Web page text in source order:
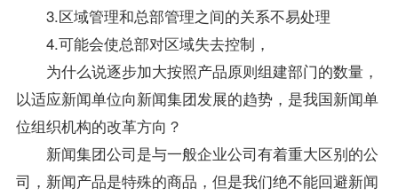
3.区域管理和总部管理之间的关系不易处理
4.可能会使总部对区域失去控制，
为什么说逐步加大按照产品原则组建部门的数量，
以适应新闻单位向新闻集团发展的趋势，是我国新闻单
位组织机构的改革方向？
新闻集团公司是与一般企业公司有着重大区别的公
司，新闻产品是特殊的商品，但是我们绝不能回避新闻